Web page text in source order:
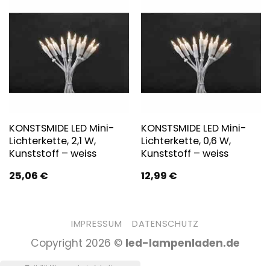
KONSTSMIDE LED Mini-
Lichterkette, 2,1 W,
Kunststoff – weiss
25,06 €
KONSTSMIDE LED Mini-
Lichterkette, 0,6 W,
Kunststoff – weiss
12,99 €
IMPRESSUM DATENSCHUTZ
Copyright 2026 © led-lampenladen.de